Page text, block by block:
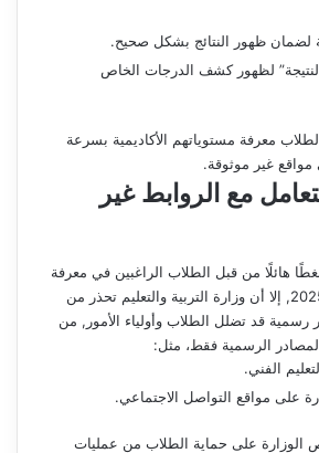
لضمان ظهور النتائج بشكل صحيح.
لظهور كشف الدرجات الخاص
معرفة مستوياتهم الأكاديمية بسرعة
غير موثوقة.
مع الروابط غير
هائلًا من قبل الطلاب الراغبين في معرفة
نتيجة الدبلومات الفنية 2025, إلا أن وزارة التربية والتعليم تحذر من
رسمية قد تضلل الطلاب وأولياء الأمور, من
الرسمية فقط، مثل:
الفني.
على مواقع التواصل الاجتماعي.
الوزارة على حماية الطلاب من عمليات